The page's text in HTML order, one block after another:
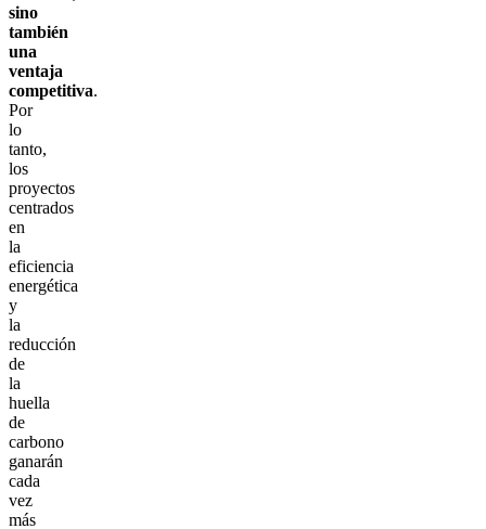
sino
también
una
ventaja
competitiva.
Por
lo
tanto,
los
proyectos
centrados
en
la
eficiencia
energética
y
la
reducción
de
la
huella
de
carbono
ganarán
cada
vez
más